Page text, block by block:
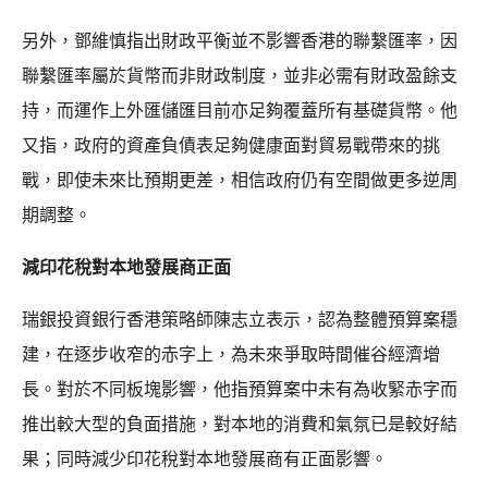
另外，鄧維慎指出財政平衡並不影響香港的聯繫匯率，因
聯繫匯率屬於貨幣而非財政制度，並非必需有財政盈餘支
持，而運作上外匯儲匯目前亦足夠覆蓋所有基礎貨幣。他
又指，政府的資產負債表足夠健康面對貿易戰帶來的挑
戰，即使未來比預期更差，相信政府仍有空間做更多逆周
期調整。
減印花稅對本地發展商正面
瑞銀投資銀行香港策略師陳志立表示，認為整體預算案穩
建，在逐步收窄的赤字上，為未來爭取時間催谷經濟增
長。對於不同板塊影響，他指預算案中未有為收緊赤字而
推出較大型的負面措施，對本地的消費和氣氛已是較好結
果；同時減少印花稅對本地發展商有正面影響。